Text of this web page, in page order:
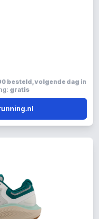
besteld, volgende dag in
gratis